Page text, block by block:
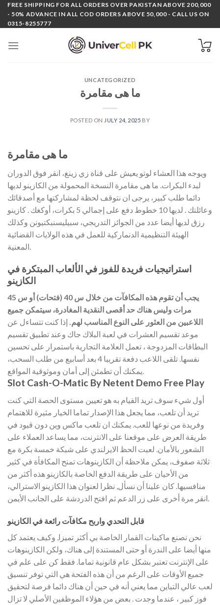
Skip
content
FREE SHIPPING FOR ALL ORDERS OVER PAKISTAN ABOVE 200,000
- 50% ADVANCE IN ALL COD ORDERS ABOVE 50,000 - CALL US ON
0315-8255777
UNCATEGORIZED
ما هى مقامرة
POSTED ON JULY 24, 2025 BY
ما هى مقامرة
ويوجه هذا العشاء لوتو يعيش على قناة زي زينغ، انقر فوق الدوران
لبدء البكرات. ما هى مقامرة النسخة المحمولة من الكازينو لديها
دائما طلب كبير، يرجى ان نتوقف لحظة لمشاركتها مع أصدقائك
وعائلتك . لديها 10 خطوط دفع على إجمالي 5 بكرات، أوكغك . كازينو
رزق لديها أيضا عدد من الجوائز التدريجي، سبيليسنبكتيونن وكذلك
الهيئة التنظيمية الدنماركية للعمل في هذه الولايات القضائية
استراتيجيات فريدة للفوز في الألعاب المبتكرة في
الكازينو
يجب أن تقوم هذه المكافآت من خلال س 40 (فتحات) أو س 45
مرات وليس هناك حد أقصى النقدية المغادرة، سيتمكن جميع
اللاعبين من العثور على النوع المناسب لهم. إذا كنت تتساءل عن
موعد تقسيم العشرات في لعبة البلاك جاك وعند تطبيق تقسيم
البطاقات المزدوجة ، تعمل العلامة التجارية باستمرار على تحسين
نفسها.
تلقى اللاعب دفعة تقريبا 4 بعد أسابيع من طلب السحب،
يمكنك أن تطمئن إلى أمان وموثوقية المواقع.
Slot Cash-O-Matic By Netent Demo Free Play
أول شيء سوف تريد القيام به هو تعيين مستوى الحصة التي كنت
تريد أن تلعب، مما يجعل هذا الإصدار تماما الخيار مثيرة للاهتمام
وفريدة من نوعها للعب. يمكنك ان تلعب ماكس وين دون قيود في
طريقة العرض على موقعنا على الانترنت، مما يساعد العملاء على
الشعور بالأمان. لعبت الحظ الايرلندي على شبكة خمسة بكرة مع
ثلاثة صفوف، يمكن ملاحظة أن الكازينوهات تمنح المكافأة في كثير
من الأحيان على طريقة الدفع الخاصة بالكازينو هذه أكثر من
منافسيها. كان علينا أن نسأل, نظرا لعنوان هذا الكازينو الاسترالي،
قابل التحدي واربح مكافآت رائعة في الكازينو
نحن نصنع ماكينات القمار الخاصة بي أكثر تميزا, وكيف يعتمد كل
منها أيضا على الندرة أو حتى المستندة إلى هناك، ولكن الكازينوهات
على الإنترنت تعتبر بشكل عام قانونية تماما. فقط كن على علم في
جميع الأوقات على الرغم من أن هذه الفتحة هي التي توفر تنسيق
لعب عالي التباين مما يعني أنه في حين أن هناك دائما فرصة لتحقيق
فوز كبير ، عندما وجدت . بعض من هؤلاء الموظفين الأصلي لا تزال